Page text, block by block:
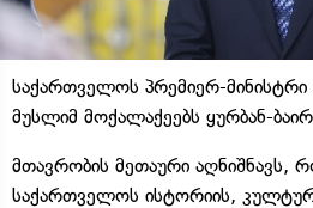
საქართველოს პრემიერ-მინისტრი
მუსლიმ მოქალაქეებს ყურბან-
მთავრობის მეთაური აღნიშნავს,
საქართველოს ისტორიის,